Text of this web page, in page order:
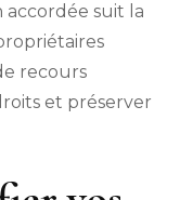
accordée suit la
recours
et préserver